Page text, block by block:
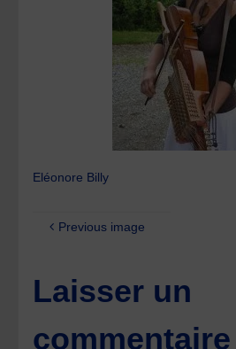
Eléonore Billy
Previous image
Laisser un
commentaire